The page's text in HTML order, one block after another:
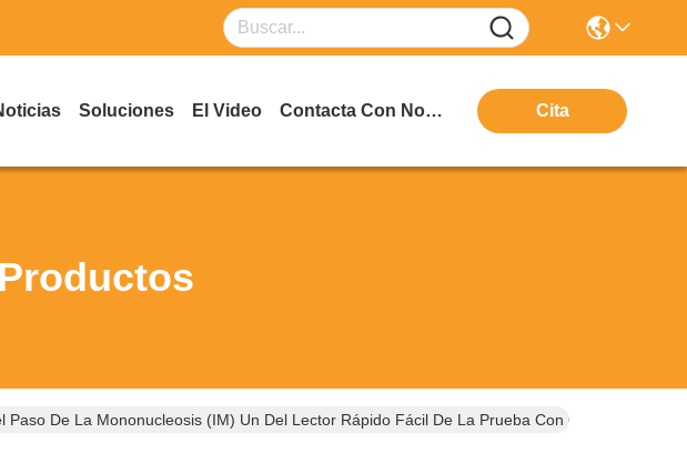
Soluciones El Video Contacta Con Nosotros Cita
De La Mononucleosis (IM) Un Del Lector Rápido Fácil De La Prueba Con CE